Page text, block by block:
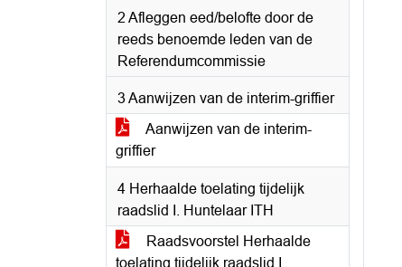
2 Afleggen eed/belofte door de
reeds benoemde leden van de
Referendumcommissie
3 Aanwijzen van de interim-griffier
Aanwijzen van de interim-
griffier
4 Herhaalde toelating tijdelijk
raadslid I. Huntelaar ITH
Raadsvoorstel Herhaalde
toelating tijdelijk raadslid I.